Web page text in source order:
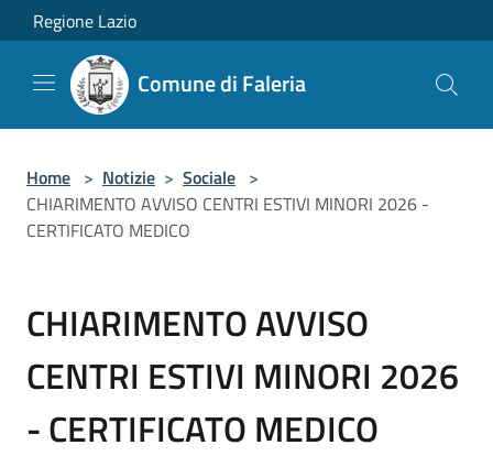
Salta al contenuto principale
Regione Lazio
Comune di Faleria
Home > Notizie > Sociale >
CHIARIMENTO AVVISO CENTRI ESTIVI MINORI 2026 -
CERTIFICATO MEDICO
CHIARIMENTO AVVISO
CENTRI ESTIVI MINORI 2026
- CERTIFICATO MEDICO